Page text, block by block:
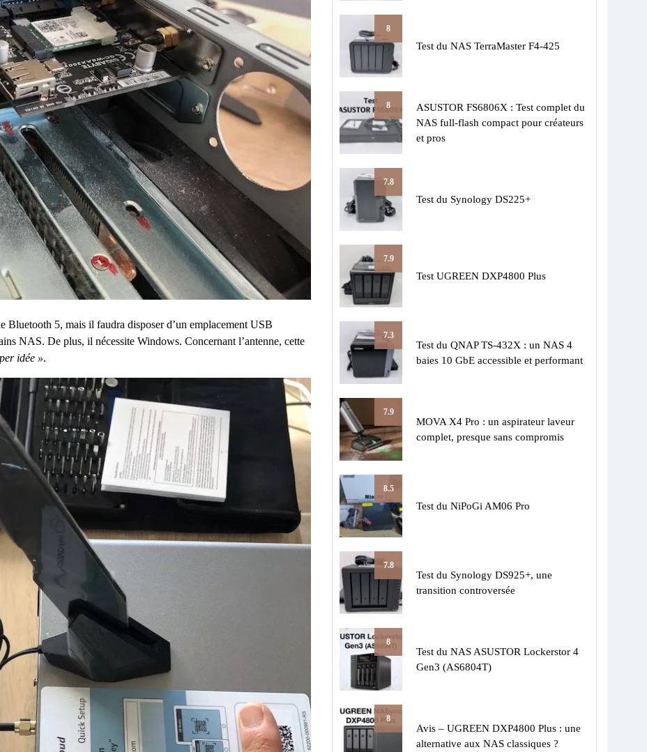
Bluetooth 5, mais il faudra disposer d’un emplacement USB
NAS. De plus, il nécessite Windows. Concernant l’antenne, cette
idée ».
8
Test du NAS TerraMaster F4-425
8
ASUSTOR FS6806X : Test complet du
NAS full-flash compact pour créateurs
et pros
7.8
Test du Synology DS225+
7.9
Test UGREEN DXP4800 Plus
7.3
Test du QNAP TS-432X : un NAS 4
baies 10 GbE accessible et performant
7.9
MOVA X4 Pro : un aspirateur laveur
complet, presque sans compromis
8.5
Test du NiPoGi AM06 Pro
7.8
Test du Synology DS925+, une
transition controversée
8
Test du NAS ASUSTOR Lockerstor 4
Gen3 (AS6804T)
8
Avis – UGREEN DXP4800 Plus : une
alternative aux NAS classiques ?